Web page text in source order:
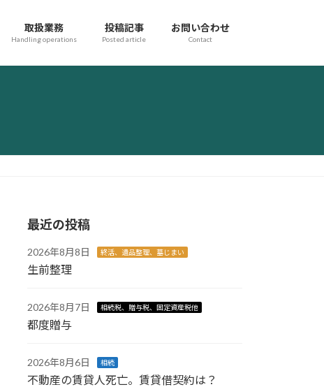
取扱業務
Handling operations
投稿記事
Posted article
お問い合わせ
Contact
最近の投稿
2026年8月8日 終活、遺品整理、墓じまい
生前整理
2026年8月7日 相続税、贈与税、固定資産税他
都度贈与
2026年8月6日 相続
不動産の賃貸人死亡。賃貸借契約は？